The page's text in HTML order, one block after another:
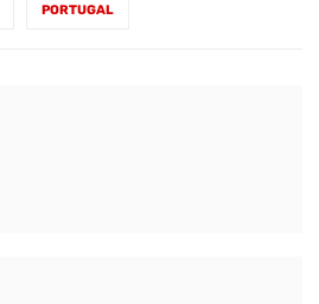
PORTUGAL